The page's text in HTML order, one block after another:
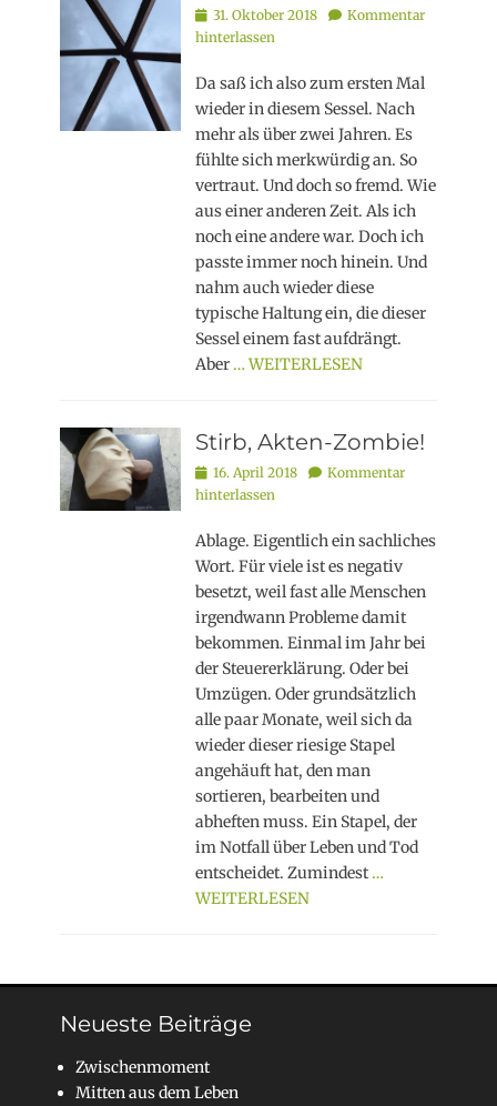
Posted
on
31. Oktober 2018
Kommentar
hinterlassen
Da saß ich also zum ersten Mal
wieder in diesem Sessel. Nach
mehr als über zwei Jahren. Es
fühlte sich merkwürdig an. So
vertraut. Und doch so fremd. Wie
aus einer anderen Zeit. Als ich
noch eine andere war. Doch ich
passte immer noch hinein. Und
nahm auch wieder diese
typische Haltung ein, die dieser
Sessel einem fast aufdrängt.
Aber … WEITERLESEN
Stirb, Akten-Zombie!
Posted
on
16. April 2018
Kommentar
hinterlassen
Ablage. Eigentlich ein sachliches
Wort. Für viele ist es negativ
besetzt, weil fast alle Menschen
irgendwann Probleme damit
bekommen. Einmal im Jahr bei
der Steuererklärung. Oder bei
Umzügen. Oder grundsätzlich
alle paar Monate, weil sich da
wieder dieser riesige Stapel
angehäuft hat, den man
sortieren, bearbeiten und
abheften muss. Ein Stapel, der
im Notfall über Leben und Tod
entscheidet. Zumindest …
WEITERLESEN
Neueste Beiträge
Zwischenmoment
Mitten aus dem Leben